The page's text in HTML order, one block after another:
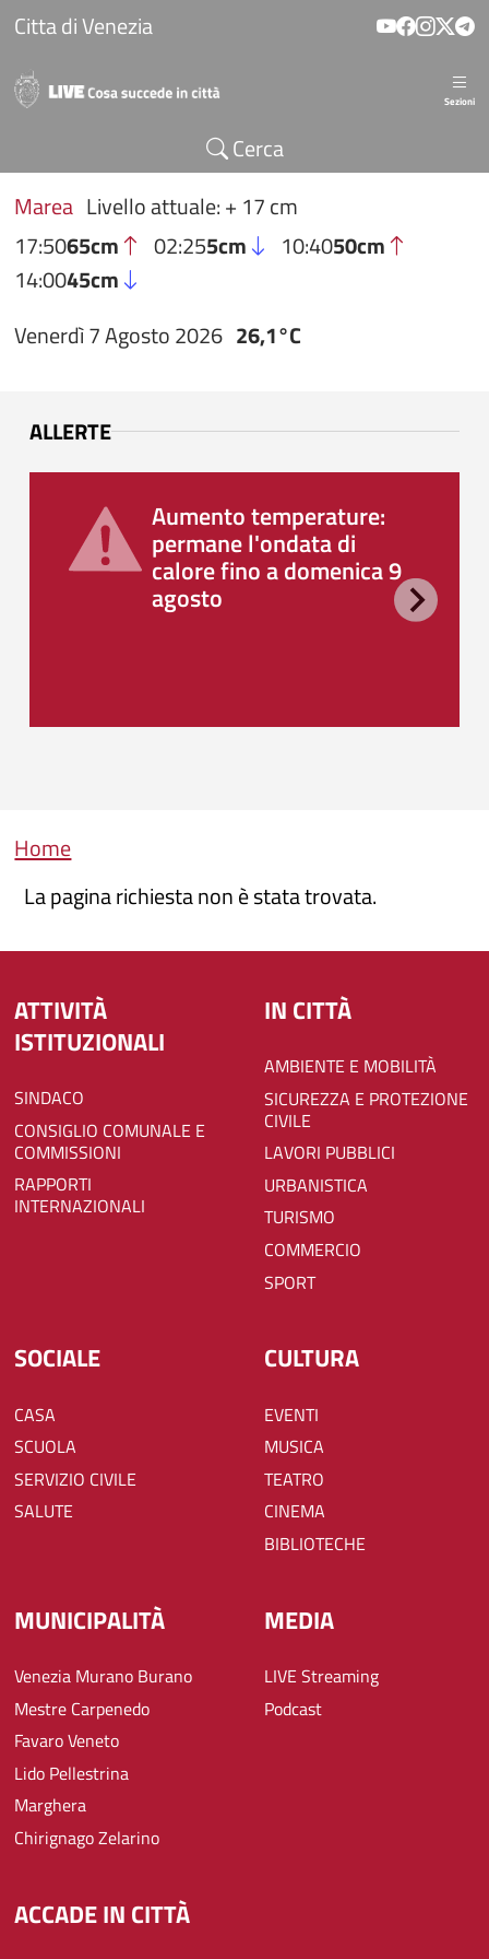
Salta al contenuto principale
Citta di Venezia
Sezioni
Cerca
Marea Livello attuale: + 17 cm
17:5065cm 02:255cm 10:4050cm
14:0045cm
Venerdì 7 Agosto 2026 26,1°C
ALLERTE
Aumento temperature:
permane l'ondata di
calore fino a domenica 9
agosto
Briciole di pane
Home
La pagina richiesta non è stata trovata.
ATTIVITÀ
ISTITUZIONALI
SINDACO
CONSIGLIO COMUNALE E
COMMISSIONI
RAPPORTI
INTERNAZIONALI
IN CITTÀ
AMBIENTE E MOBILITÀ
SICUREZZA E PROTEZIONE
CIVILE
LAVORI PUBBLICI
URBANISTICA
TURISMO
COMMERCIO
SPORT
SOCIALE
CASA
SCUOLA
SERVIZIO CIVILE
SALUTE
CULTURA
EVENTI
MUSICA
TEATRO
CINEMA
BIBLIOTECHE
MUNICIPALITÀ
Venezia Murano Burano
Mestre Carpenedo
Favaro Veneto
Lido Pellestrina
Marghera
Chirignago Zelarino
MEDIA
LIVE Streaming
Podcast
ACCADE IN CITTÀ